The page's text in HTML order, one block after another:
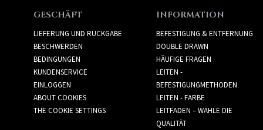
GESCHÄFT
LIEFERUNG UND RÜCKGABE
BESCHWERDEN
BEDINGUNGEN
KUNDENSERVICE
EINLOGGEN
ABOUT COOKIES
THE COOKIE SETTINGS
INFORMATION
BEFESTIGUNG & ENTFERNUNG
DOUBLE DRAWN
HÄUFIGE FRAGEN
LEITEN -
BEFESTIGUNGMETHODEN
LEITEN - FARBE
LEITFADEN – WÄHLE DIE
QUALITÄT